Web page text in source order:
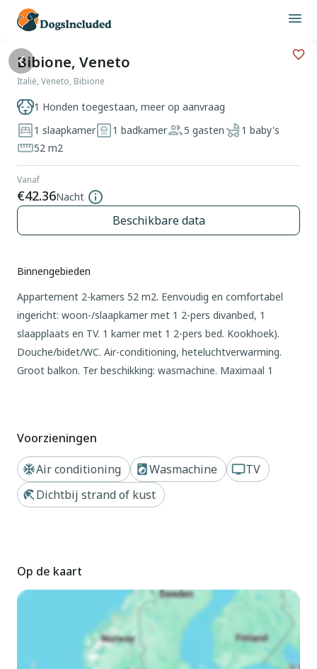
Bibione, Veneto
Italië, Veneto, Bibione
1 Honden toegestaan, meer op aanvraag
1 slaapkamer
1 badkamer 5 gasten
1 baby's
52 m2
Vanaf
€42.36Nacht
Beschikbare data
Binnengebieden
Appartement 2-kamers 52 m2. Eenvoudig en comfortabel
ingericht: woon-/slaapkamer met 1 2-pers divanbed, 1
slaapplaats en TV. 1 kamer met 1 2-pers bed. Kookhoek).
Douche/bidet/WC. Air-conditioning, heteluchtverwarming.
Groot balkon. Ter beschikking: wasmachine. Maximaal 1
Residentie "Simma". In het centrum van Bibione, van zee,
650 m van het strand. Parkeerplaats bij het huis. Supermarkt,
restaurant, bar, café 500 m, bushalte 150 m, zandstrand 650
m, thermaalbad "Terme di Bibione" 750 m. De afgebeelde
Voorzieningen
Air conditioning
Wasmachine
TV
Dichtbij strand of kust
Op de kaart